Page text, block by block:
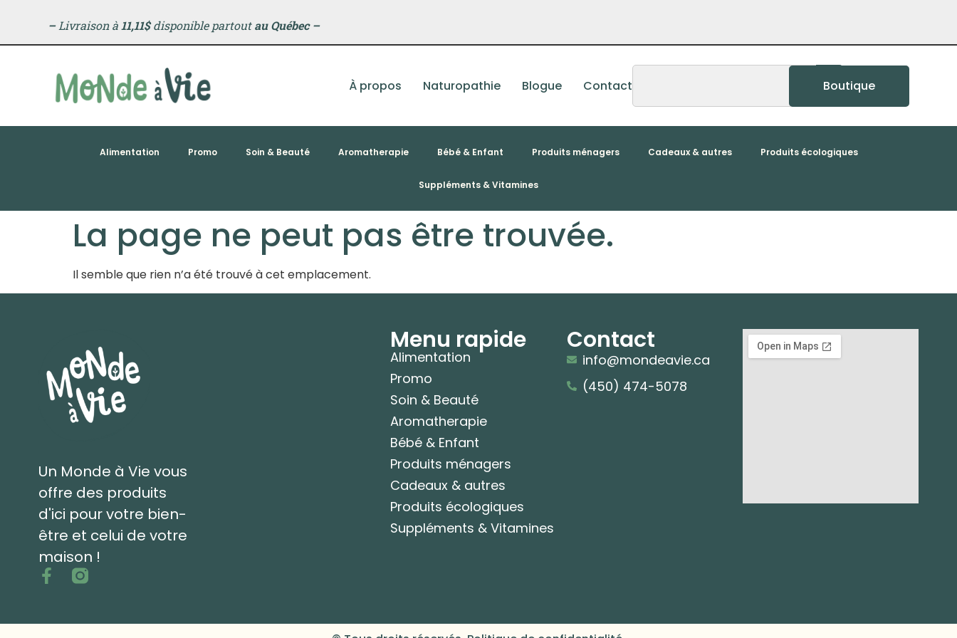
–Livraison à 11,11$disponible partoutau Québec –
À propos Naturopathie Blogue Contact Boutique
Alimentation Promo Soin & Beauté Aromatherapie Bébé & Enfant Produits ménagers Cadeaux & autres Produits écologiques
Suppléments & Vitamines
La page ne peut pas être trouvée.
Il semble que rien n’a été trouvé à cet emplacement.
Un Monde à Vie vous
offre des produits
d'ici pour votre bien-
être et celui de votre
maison !
Menu rapide
Alimentation
Promo
Soin & Beauté
Aromatherapie
Bébé & Enfant
Produits ménagers
Cadeaux & autres
Produits écologiques
Suppléments & Vitamines
Contact
info@mondeavie.ca
(450) 474-5078